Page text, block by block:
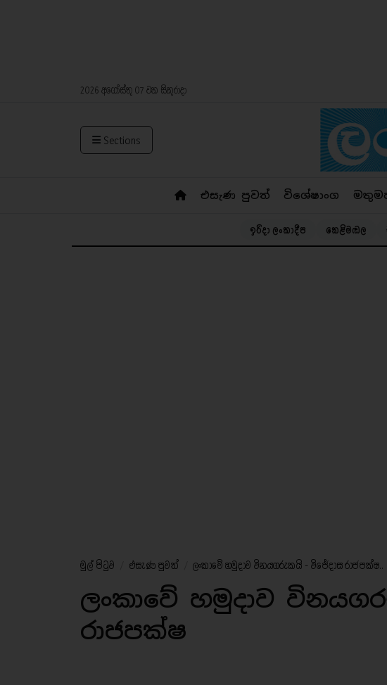
2026 අගෝස්තු 07 වන සිකුරාදා
Sections
එසැණ පුවත් විශේෂාංග
ඉරිදා ලංකාදීප කෙළිමඬල
මුල් පිටුව එසැණ පුවත් ලංකාවේ හමුදාව විනයගරුකයි - විජේදාස රාජපක්ෂ..
ලංකාවේ හමුදාව
රාජපක්ෂ